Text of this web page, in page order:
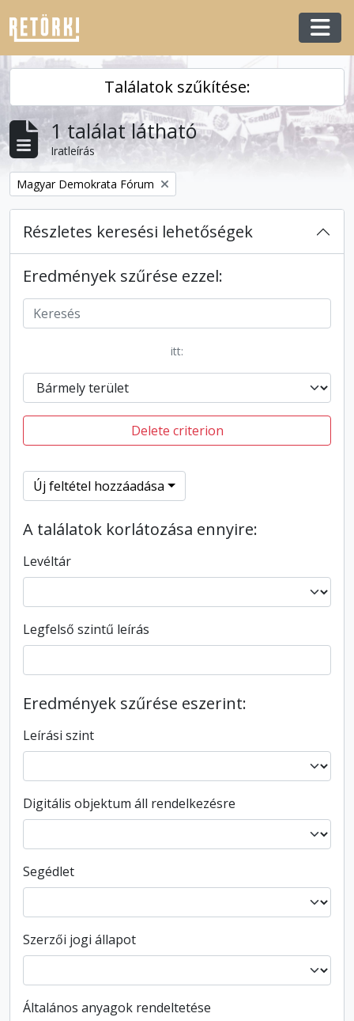
Skip to main content
Találatok szűkítése:
1 találat látható
Iratleírás
Remove filter:
Magyar Demokrata Fórum
Részletes keresési lehetőségek
Eredmények szűrése ezzel:
itt:
Delete criterion
Új feltétel hozzáadása
A találatok korlátozása ennyire:
Levéltár
Legfelső szintű leírás
Eredmények szűrése eszerint:
Leírási szint
Digitális objektum áll rendelkezésre
Segédlet
Szerzői jogi állapot
Általános anyagok rendeltetése